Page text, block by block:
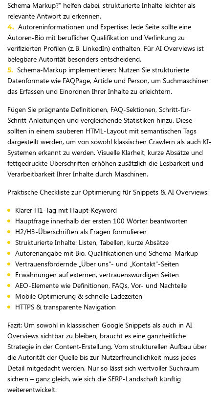
Schema Markup?“ helfen dabei, strukturierte Inhalte leichter als
relevante Antwort zu erkennen.
Autoreninformationen und Expertise: Jede Seite sollte eine
Autoren-Bio mit beruflicher Qualifikation und Verlinkung zu
verifizierten Profilen (z. B. LinkedIn) enthalten. Für AI Overviews ist
belegbare Autorität besonders entscheidend.
Schema-Markup implementieren: Nutzen Sie strukturierte
Datenformate wie FAQPage, Article und Person, um Suchmaschinen
das Erfassen und Einordnen Ihrer Inhalte zu erleichtern.
Fügen Sie prägnante Definitionen, FAQ-Sektionen, Schritt-für-
Schritt-Anleitungen und vergleichende Statistiken hinzu. Diese
sollten in einem sauberen HTML-Layout mit semantischen Tags
dargestellt werden, um von sowohl klassischen Crawlern als auch KI-
Systemen erkannt zu werden. Visuelle Klarheit, kurze Absätze und
fettgedruckte Überschriften erhöhen zusätzlich die Lesbarkeit und
Verarbeitbarkeit Ihrer Inhalte durch Maschinen.
Praktische Checkliste zur Optimierung für Snippets & AI Overviews:
Klarer H1-Tag mit Haupt-Keyword
Hauptfrage innerhalb der ersten 100 Wörter beantworten
H2/H3-Überschriften als Fragen formulieren
Strukturierte Inhalte: Listen, Tabellen, kurze Absätze
Autorenangabe mit Bio, Qualifikationen und Schema-Markup
Vertrauensfördernde „Über uns“- und „Kontakt“-Seiten
Erwähnungen auf externen, vertrauenswürdigen Seiten
AEO-Elemente wie Definitionen, FAQs, Vor- und Nachteile
Mobile Optimierung & schnelle Ladezeiten
HTTPS & transparente Navigation
Fazit: Um sowohl in klassischen Google Snippets als auch in AI
Overviews sichtbar zu bleiben, braucht es eine ganzheitliche
Strategie in der Content-Erstellung. Vom strukturellen Aufbau über
die Autorität der Quelle bis zur Nutzerfreundlichkeit muss jedes
Detail mitgedacht werden. Nur so lässt sich wertvoller Suchraum
sichern – ganz gleich, wie sich die SERP-Landschaft künftig
weiterentwickelt.